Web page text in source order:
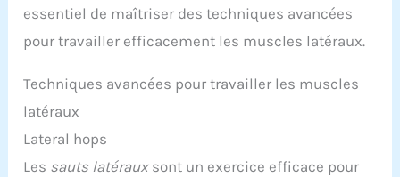
essentiel de maîtriser des techniques avancées
pour travailler efficacement les muscles latéraux.
Techniques avancées pour travailler les muscles
latéraux
Lateral hops
Les sauts latérauxsont un exercice efficace pour